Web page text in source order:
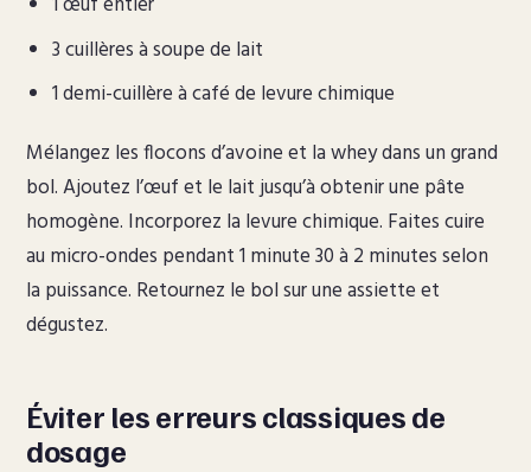
3 cuillères à soupe de lait
1 demi-cuillère à café de levure chimique
Mélangez les flocons d’avoine et la whey dans un grand
bol. Ajoutez l’œuf et le lait jusqu’à obtenir une pâte
homogène. Incorporez la levure chimique. Faites cuire
au micro-ondes pendant 1 minute 30 à 2 minutes selon
la puissance. Retournez le bol sur une assiette et
dégustez.
Éviter les erreurs classiques de
dosage